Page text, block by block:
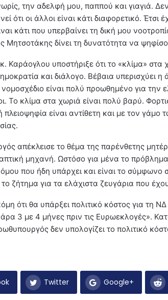
την αδελφή μου, παππού και γιαγιά.
ότι οι άλλοι είναι κάτι διαφορετικό. Έτσι
κάτι που υπερβαίνει τη δική μου
Μητσοτάκης δίνει τη δυνατότητα να
Καράογλου υποστήριξε ότι το «κλίμα»
και διάλογο. Βέβαια υπερισχύει
είναι πολύ προωθημένο για την
Το κλίμα στα χωριά είναι πολύ βαρύ.
πλειοψηφία είναι αντίθετη και με τον
απέκλεισε το θέμα της παρένθετης
μηχανή. Ωστόσο για μένα το
που ήδη υπάρχει και είναι το σύμφωνο
ζήτημα για τα ελάχιστα ζευγάρια που
ότι θα υπάρξει πολιτικό κόστος για τη
3 με 4 μήνες πριν τις Ευρωεκλογές».
δεν υπολογίζει το πολιτικό
Twitter Google+